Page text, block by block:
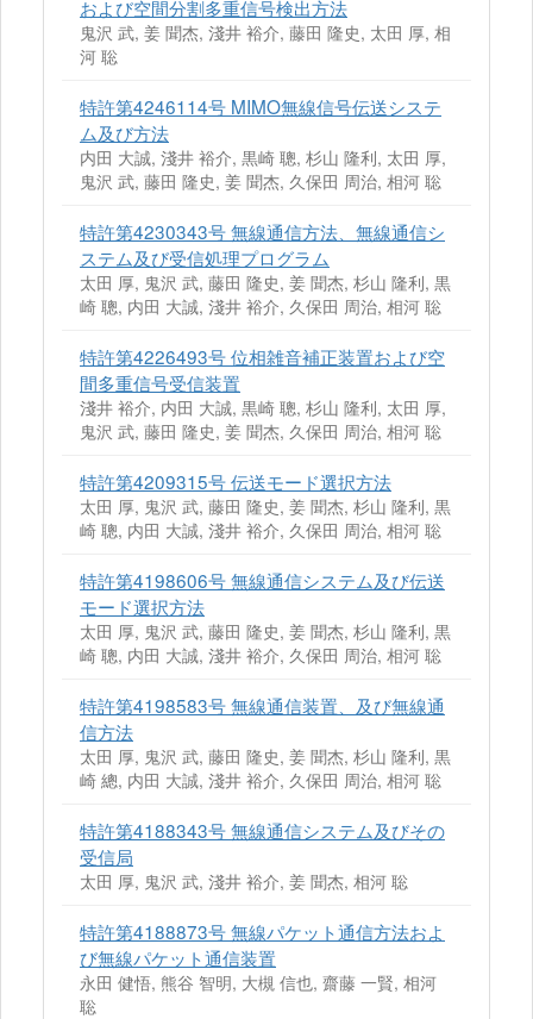
および空間分割多重信号検出方法
鬼沢 武, 姜 聞杰, 淺井 裕介, 藤田 隆史, 太田 厚, 相
河 聡
特許第4246114号 MIMO無線信号伝送システ
ム及び方法
内田 大誠, 淺井 裕介, 黒崎 聰, 杉山 隆利, 太田 厚,
鬼沢 武, 藤田 隆史, 姜 聞杰, 久保田 周治, 相河 聡
特許第4230343号 無線通信方法、無線通信シ
ステム及び受信処理プログラム
太田 厚, 鬼沢 武, 藤田 隆史, 姜 聞杰, 杉山 隆利, 黒
崎 聰, 内田 大誠, 淺井 裕介, 久保田 周治, 相河 聡
特許第4226493号 位相雑音補正装置および空
間多重信号受信装置
淺井 裕介, 内田 大誠, 黒崎 聰, 杉山 隆利, 太田 厚,
鬼沢 武, 藤田 隆史, 姜 聞杰, 久保田 周治, 相河 聡
特許第4209315号 伝送モード選択方法
太田 厚, 鬼沢 武, 藤田 隆史, 姜 聞杰, 杉山 隆利, 黒
崎 聰, 内田 大誠, 淺井 裕介, 久保田 周治, 相河 聡
特許第4198606号 無線通信システム及び伝送
モード選択方法
太田 厚, 鬼沢 武, 藤田 隆史, 姜 聞杰, 杉山 隆利, 黒
崎 聰, 内田 大誠, 淺井 裕介, 久保田 周治, 相河 聡
特許第4198583号 無線通信装置、及び無線通
信方法
太田 厚, 鬼沢 武, 藤田 隆史, 姜 聞杰, 杉山 隆利, 黒
崎 總, 内田 大誠, 淺井 裕介, 久保田 周治, 相河 聡
特許第4188343号 無線通信システム及びその
受信局
太田 厚, 鬼沢 武, 淺井 裕介, 姜 聞杰, 相河 聡
特許第4188873号 無線パケット通信方法およ
び無線パケット通信装置
永田 健悟, 熊谷 智明, 大槻 信也, 齋藤 一賢, 相河
聡